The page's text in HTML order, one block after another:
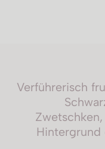
Verführerisch
Hintergrund